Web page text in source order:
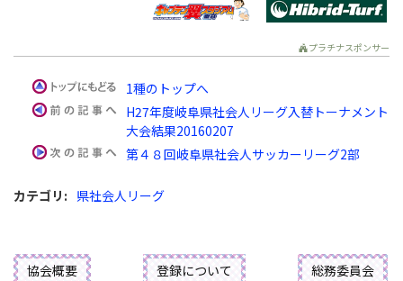
プラチナスポンサー
1種のトップへ
H27年度岐阜県社会人リーグ入替トーナメント
大会結果20160207
第４８回岐阜県社会人サッカーリーグ2部
カテゴリ : 県社会人リーグ
協会概要 登録について 総務委員会